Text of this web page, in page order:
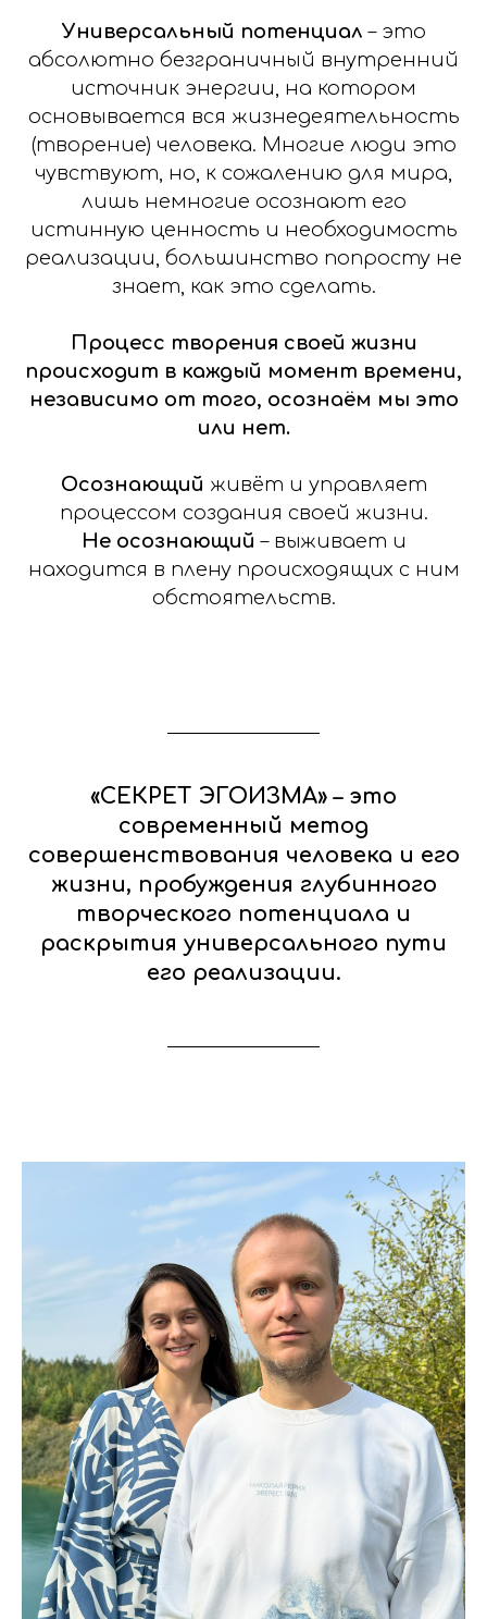
Универсальный потенциал– это
абсолютно безграничный внутренний
источник энергии, на котором
основывается вся жизнедеятельность
(творение) человека. Многие люди это
чувствуют, но, к сожалению для мира,
лишь немногие осознают его
истинную ценность и необходимость
реализации, большинство попросту не
знает, как это сделать.
Процесс творения своей жизни
происходит в каждый момент времени,
независимо от того, осознаём мы это
или нет.
Осознающий живёт и управляет
процессом создания своей жизни.
Не осознающий – выживает и
находится в плену происходящих с ним
обстоятельств.
«СЕКРЕТ ЭГОИЗМА» – это
современный метод
совершенствования человека и его
жизни, пробуждения глубинного
творческого потенциала и
раскрытия универсального пути
его реализации.